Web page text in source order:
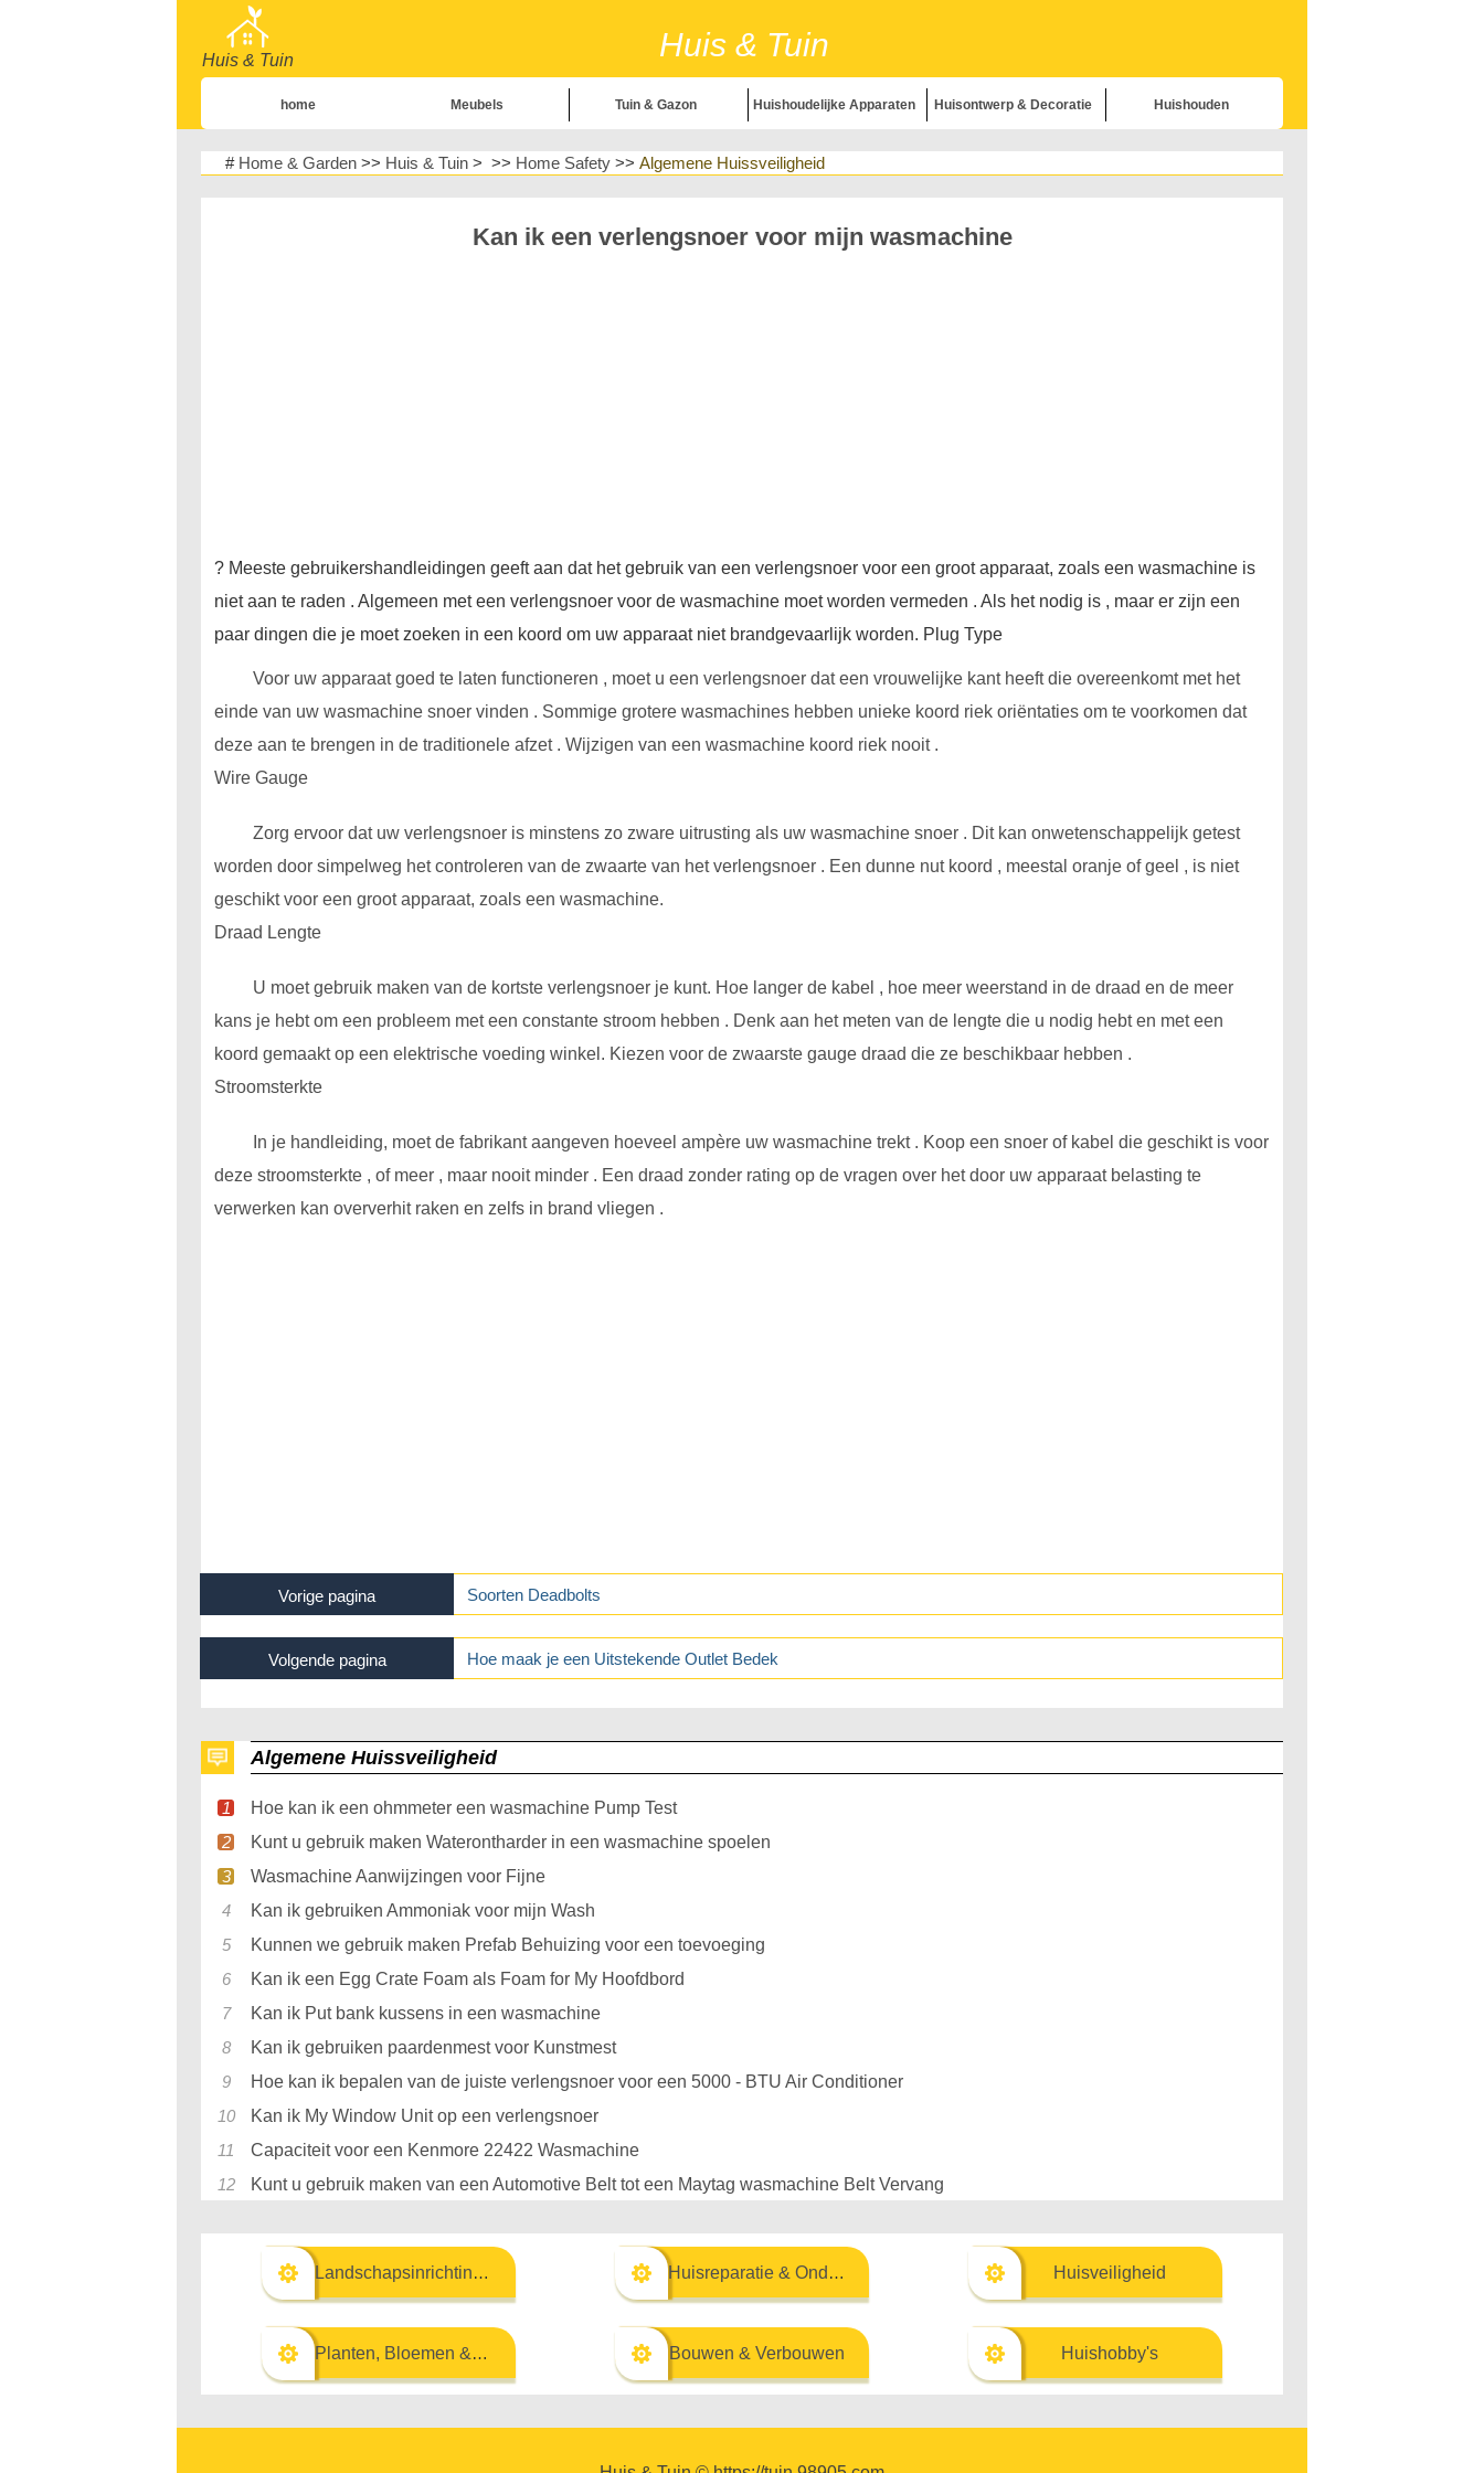
Huis & Tuin Huis & Tuin
home Meubels Tuin & Gazon Huishoudelijke Apparaten Huisontwerp & Decoratie Huishouden
Tuin & Gazon
Huishoudelijke Apparaten
# Home & Garden >> Huis & Tuin > >> Home Safety >> Algemene Huissveiligheid
Kan ik een verlengsnoer voor mijn wasmachine
? Meeste gebruikershandleidingen geeft aan dat het gebruik van een verlengsnoer voor een groot apparaat, zoals een wasmachine is
niet aan te raden . Algemeen met een verlengsnoer voor de wasmachine moet worden vermeden . Als het nodig is , maar er zijn een
paar dingen die je moet zoeken in een koord om uw apparaat niet brandgevaarlijk worden. Plug Type
Voor uw apparaat goed te laten functioneren , moet u een verlengsnoer dat een vrouwelijke kant heeft die overeenkomt met het
einde van uw wasmachine snoer vinden . Sommige grotere wasmachines hebben unieke koord riek oriëntaties om te voorkomen dat
deze aan te brengen in de traditionele afzet . Wijzigen van een wasmachine koord riek nooit .
Wire Gauge
Zorg ervoor dat uw verlengsnoer is minstens zo zware uitrusting als uw wasmachine snoer . Dit kan onwetenschappelijk getest
worden door simpelweg het controleren van de zwaarte van het verlengsnoer . Een dunne nut koord , meestal oranje of geel , is niet
geschikt voor een groot apparaat, zoals een wasmachine.
Draad Lengte
U moet gebruik maken van de kortste verlengsnoer je kunt. Hoe langer de kabel , hoe meer weerstand in de draad en de meer
kans je hebt om een probleem met een constante stroom hebben . Denk aan het meten van de lengte die u nodig hebt en met een
koord gemaakt op een elektrische voeding winkel. Kiezen voor de zwaarste gauge draad die ze beschikbaar hebben .
Stroomsterkte
In je handleiding, moet de fabrikant aangeven hoeveel ampère uw wasmachine trekt . Koop een snoer of kabel die geschikt is voor
deze stroomsterkte , of meer , maar nooit minder . Een draad zonder rating op de vragen over het door uw apparaat belasting te
verwerken kan oververhit raken en zelfs in brand vliegen .
Vorige pagina Soorten Deadbolts
Volgende pagina Hoe maak je een Uitstekende Outlet Bedek
Algemene Huissveiligheid
Hoe kan ik een ohmmeter een wasmachine Pump Test
Kunt u gebruik maken Waterontharder in een wasmachine spoelen
Wasmachine Aanwijzingen voor Fijne
Kan ik gebruiken Ammoniak voor mijn Wash
Kunnen we gebruik maken Prefab Behuizing voor een toevoeging
Kan ik een Egg Crate Foam als Foam for My Hoofdbord
Kan ik Put bank kussens in een wasmachine
Kan ik gebruiken paardenmest voor Kunstmest
Hoe kan ik bepalen van de juiste verlengsnoer voor een 5000 - BTU Air Conditioner
Kan ik My Window Unit op een verlengsnoer
Capaciteit voor een Kenmore 22422 Wasmachine
Kunt u gebruik maken van een Automotive Belt tot een Maytag wasmachine Belt Vervang
Landschapsinrichting & Buitenbouw Huisreparatie & Onderhoud Huisveiligheid
Planten, Bloemen & Kruiden Bouwen & Verbouwen Huishobby's